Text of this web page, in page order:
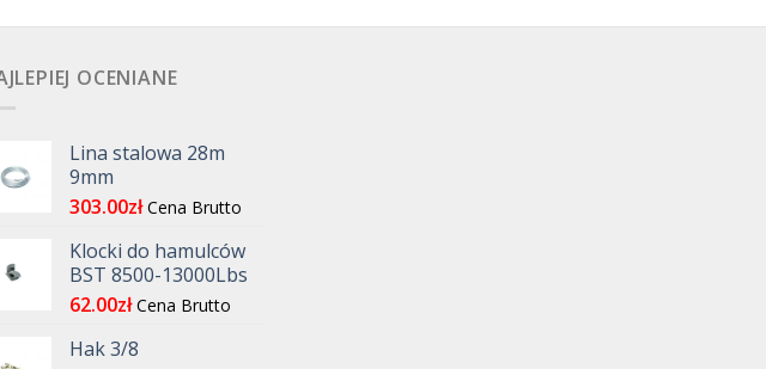
OCENIANE
Lina stalowa 28m
9mm
303.00zł Cena Brutto
Klocki do hamulców
BST 8500-13000Lbs
62.00zł Cena Brutto
Hak 3/8